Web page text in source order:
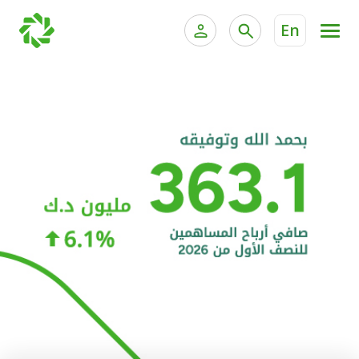
En
الخدمات المصرفية الإلكترونية للشركات
خدمة "بيتك" للتداول الإلكتروني
الحسابات المصرفية
البطاقات
"برامج العملاء"